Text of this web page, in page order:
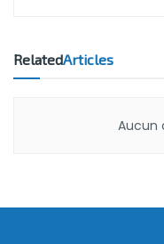
RelatedArticles
Aucun